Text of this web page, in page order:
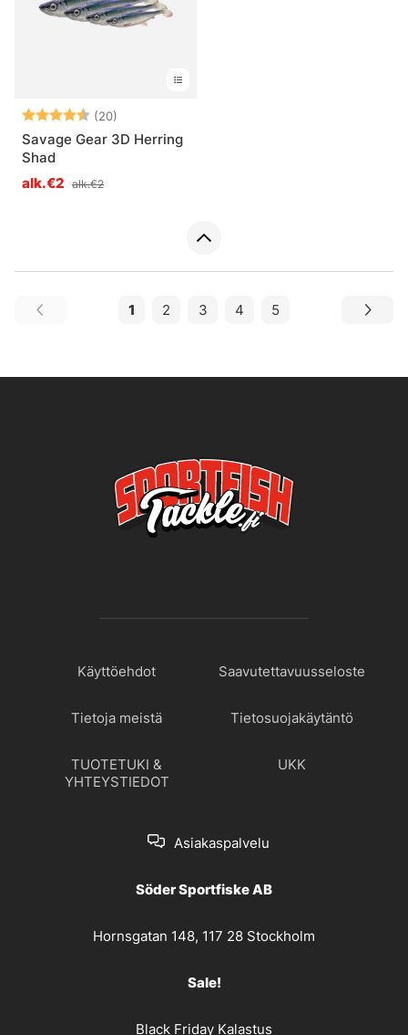
Arvio: (20)
Savage Gear 3D Herring
Shad
alk.€2 alk.€2
1 2 3 4 5
Käyttöehdot Saavutettavuusseloste
Tietoja meistä Tietosuojakäytäntö
TUOTETUKI &
YHTEYSTIEDOT
UKK
Asiakaspalvelu
Söder Sportfiske AB
Hornsgatan 148, 117 28 Stockholm
Sale!
Black Friday Kalastus